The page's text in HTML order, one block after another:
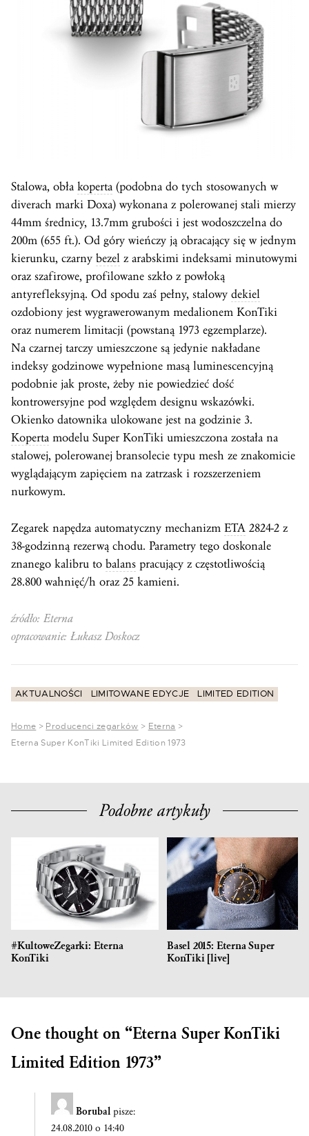
Stalowa, obła koperta (podobna do tych stosowanych w
diverach marki Doxa) wykonana z polerowanej stali mierzy
44mm średnicy, 13.7mm grubości i jest wodoszczelna do
200m (655 ft.). Od góry wieńczy ją obracający się w jednym
kierunku, czarny bezel z arabskimi indeksami minutowymi
oraz szafirowe, profilowane szkło z powłoką
antyrefleksyjną. Od spodu zaś pełny, stalowy dekiel
ozdobiony jest wygrawerowanym medalionem KonTiki
oraz numerem limitacji (powstaną 1973 egzemplarze).
Na czarnej tarczy umieszczone są jedynie nakładane
indeksy godzinowe wypełnione masą luminescencyjną
podobnie jak proste, żeby nie powiedzieć dość
kontrowersyjne pod względem designu wskazówki.
Okienko datownika ulokowane jest na godzinie 3.
Koperta modelu Super KonTiki umieszczona została na
stalowej, polerowanej bransolecie typu mesh ze znakomicie
wyglądającym zapięciem na zatrzask i rozszerzeniem
nurkowym.
Zegarek napędza automatyczny mechanizm ETA 2824-2 z
38-godzinną rezerwą chodu. Parametry tego doskonale
znanego kalibru to balans pracujący z częstotliwością
28.800 wahnięć/h oraz 25 kamieni.
źródło: Eterna
opracowanie: Łukasz Doskocz
AKTUALNOŚCI LIMITOWANE EDYCJE LIMITED EDITION
Home > Producenci zegarków > Eterna >
Eterna Super KonTiki Limited Edition 1973
Podobne artykuły
#KultoweZegarki: Eterna
KonTiki
Basel 2015: Eterna Super
KonTiki [live]
One thought on “Eterna Super KonTiki
Limited Edition 1973”
Borubal pisze:
24.08.2010 o 14:40